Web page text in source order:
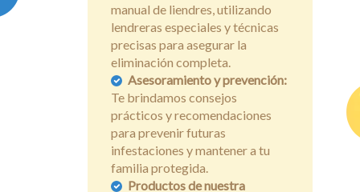
manual de liendres, utilizando
lendreras especiales y técnicas
precisas para asegurar la
eliminación completa.
Asesoramiento y prevención:
Te brindamos consejos
prácticos y recomendaciones
para prevenir futuras
infestaciones y mantener a tu
familia protegida.
Productos de nuestra